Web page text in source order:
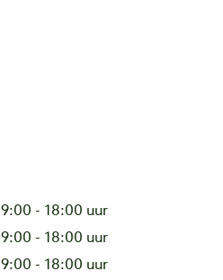
9:00 - 18:00 uur
9:00 - 18:00 uur
9:00 - 18:00 uur